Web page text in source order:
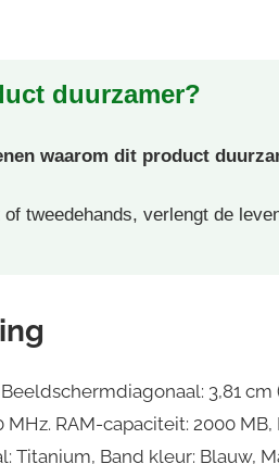
duurzamer?
waarom dit product
tweedehands, verlengt de
3,81
RAM-capaciteit: 2000
Titanium, Band kleur: Blauw,